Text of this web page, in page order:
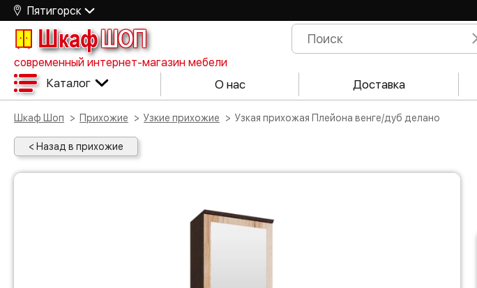
Пятигорск
ШкафШОП
современный интернет-магазин мебели
Каталог О нас Доставка
Шкаф Шоп Прихожие Узкие прихожие Узкая прихожая Плейона венге/дуб делано
< Назад в прихожие